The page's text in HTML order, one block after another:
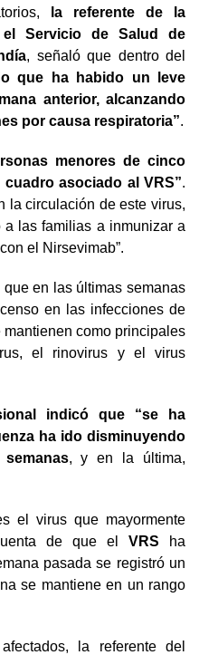
la referente de la
Servicio de Salud de
, señaló que dentro del
que ha habido un leve
anterior, alcanzando
por causa respiratoria”.
menores de cinco
asociado al VRS”.
la circulación de este virus,
las familias a inmunizar a
el Nirsevimab”.
en las últimas semanas
en las infecciones de
mantienen como principales
el rinovirus y el virus
indicó que “se ha
ha ido disminuyendo
, y en la última,
el virus que mayormente
de que el VRS ha
pasada se registró un
se mantiene en un rango
la referente del